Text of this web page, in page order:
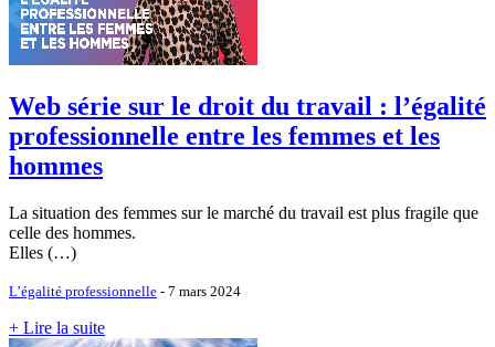
Web série sur le droit du travail : l’égalité
professionnelle entre les femmes et les
hommes
La situation des femmes sur le marché du travail est plus fragile que
celle des hommes.
Elles (…)
L’égalité professionnelle - 7 mars 2024
+ Lire la suite